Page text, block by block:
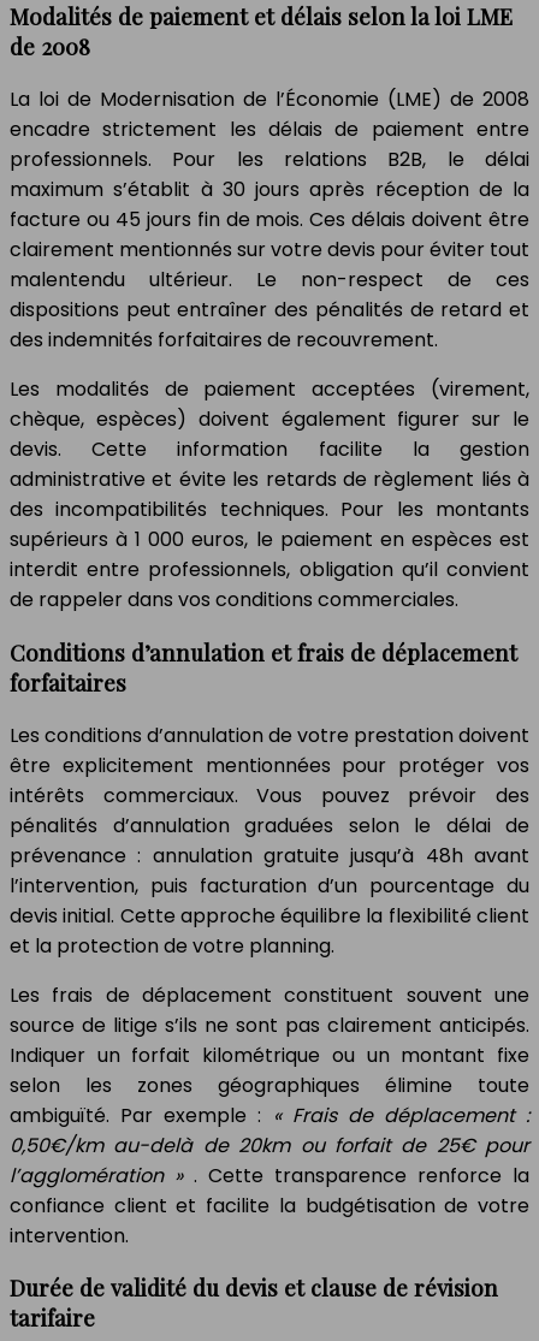
Modalités de paiement et délais selon la loi LME
de 2008
La loi de Modernisation de l’Économie (LME) de 2008
encadre strictement les délais de paiement entre
professionnels. Pour les relations B2B, le délai
maximum s’établit à 30 jours après réception de la
facture ou 45 jours fin de mois. Ces délais doivent être
clairement mentionnés sur votre devis pour éviter tout
malentendu ultérieur. Le non-respect de ces
dispositions peut entraîner des pénalités de retard et
des indemnités forfaitaires de recouvrement.
Les modalités de paiement acceptées (virement,
chèque, espèces) doivent également figurer sur le
devis. Cette information facilite la gestion
administrative et évite les retards de règlement liés à
des incompatibilités techniques. Pour les montants
supérieurs à 1 000 euros, le paiement en espèces est
interdit entre professionnels, obligation qu’il convient
de rappeler dans vos conditions commerciales.
Conditions d’annulation et frais de déplacement
forfaitaires
Les conditions d’annulation de votre prestation doivent
être explicitement mentionnées pour protéger vos
intérêts commerciaux. Vous pouvez prévoir des
pénalités d’annulation graduées selon le délai de
prévenance : annulation gratuite jusqu’à 48h avant
l’intervention, puis facturation d’un pourcentage du
devis initial. Cette approche équilibre la flexibilité client
et la protection de votre planning.
Les frais de déplacement constituent souvent une
source de litige s’ils ne sont pas clairement anticipés.
Indiquer un forfait kilométrique ou un montant fixe
selon les zones géographiques élimine toute
ambiguïté. Par exemple : « Frais de déplacement :
0,50€/km au-delà de 20km ou forfait de 25€ pour
l’agglomération » . Cette transparence renforce la
confiance client et facilite la budgétisation de votre
intervention.
Durée de validité du devis et clause de révision
tarifaire